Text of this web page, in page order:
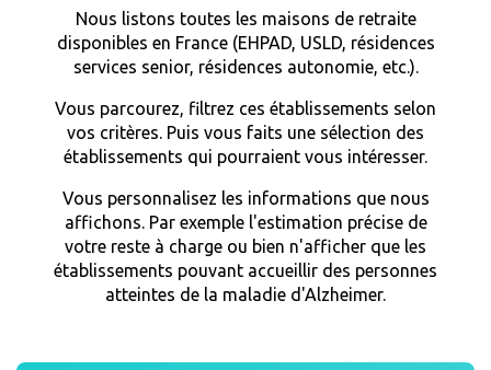
Nous listons toutes les maisons de retraite
disponibles en France (EHPAD, USLD, résidences
services senior, résidences autonomie, etc.).
Vous parcourez, filtrez ces établissements selon
vos critères. Puis vous faits une sélection des
établissements qui pourraient vous intéresser.
Vous personnalisez les informations que nous
affichons. Par exemple l'estimation précise de
votre reste à charge ou bien n'afficher que les
établissements pouvant accueillir des personnes
atteintes de la maladie d'Alzheimer.